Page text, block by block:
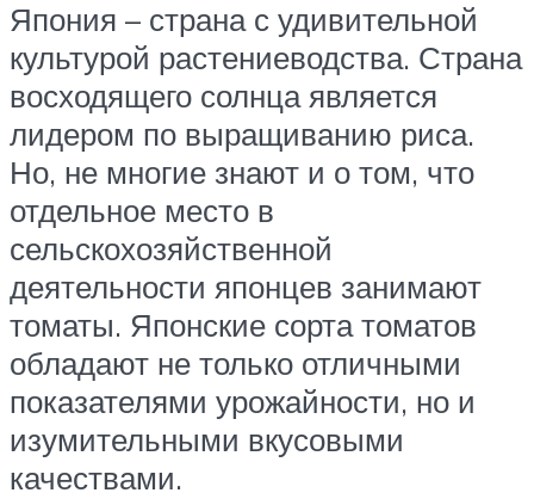
Япония – страна с удивительной
культурой растениеводства. Страна
восходящего солнца является
лидером по выращиванию риса.
Но, не многие знают и о том, что
отдельное место в
сельскохозяйственной
деятельности японцев занимают
томаты. Японские сорта томатов
обладают не только отличными
показателями урожайности, но и
изумительными вкусовыми
качествами.